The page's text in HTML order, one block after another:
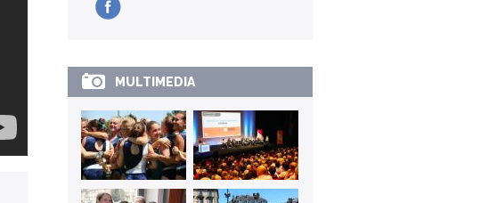
MULTIMEDIA